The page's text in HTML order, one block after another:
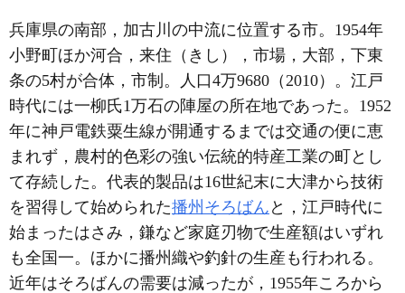
兵庫県の南部，加古川の中流に位置する市。1954年
小野町ほか河合，来住（きし），市場，大部，下東
条の5村が合体，市制。人口4万9680（2010）。江戸
時代には一柳氏1万石の陣屋の所在地であった。1952
年に神戸電鉄粟生線が開通するまでは交通の便に恵
まれず，農村的色彩の強い伝統的特産工業の町とし
て存続した。代表的製品は16世紀末に大津から技術
を習得して始められた播州そろばん と，江戸時代に
始まったはさみ，鎌など家庭刃物で生産額はいずれ
も全国一。ほかに播州織や釣針の生産も行われる。
近年はそろばんの需要は減ったが，1955年ころから